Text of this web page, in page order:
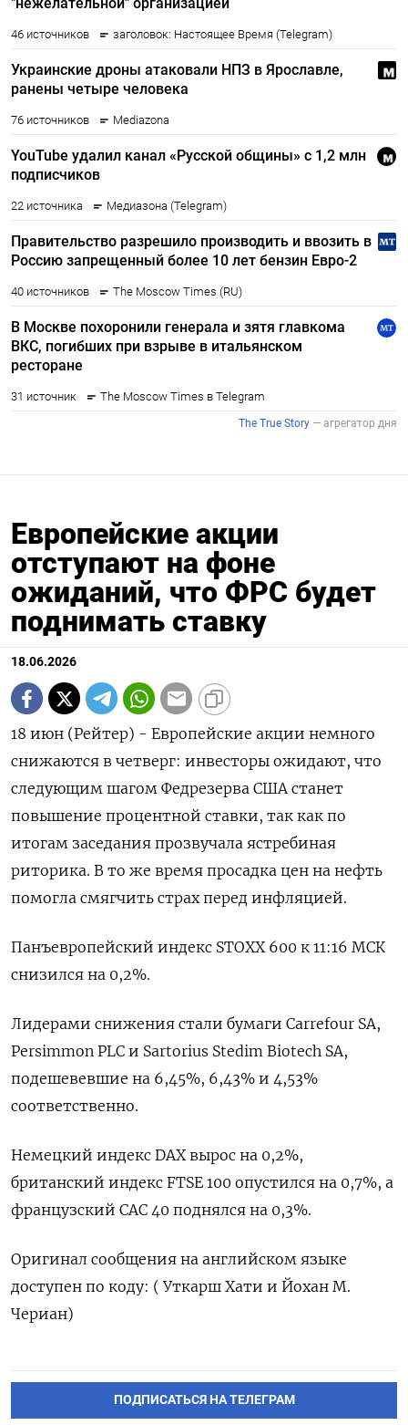
Европейские акции
отступают на фоне
ожиданий, что ФРС будет
поднимать ставку
18.06.2026
18 июн (Рейтер) - Европейские акции немного
снижаются в четверг: инвесторы ожидают, ‌что
следующим шагом Федрезерва США станет
повышение процентной ставки, ​так ​как по ​
итогам заседания прозвучала ⁠ястребиная
риторика. ‌В то ‌же время просадка цен на нефть
помогла ​смягчить страх ‌перед инфляцией.
Панъевропейский индекс STOXX ​600 к 11:16 МСК
снизился ‌на 0,2%.
Лидерами снижения стали бумаги Carrefour SA,
Persimmon ​PLC ​и ‌Sartorius Stedim Biotech SA,
подешевевшие ​на 6,45%, 6,43% и 4,53%
соответственно.
Немецкий индекс DAX вырос на 0,2%,
британский индекс FTSE 100 опустился на ​0,7%, а
⁠французский CAC 40 поднялся на 0,3%.
Оригинал ‌сообщения на английском ‌языке
доступен по коду: ( ​Уткарш Хати и Йохан ‌М.
Чериан)
ПОДПИСАТЬСЯ НА ТЕЛЕГРАМ